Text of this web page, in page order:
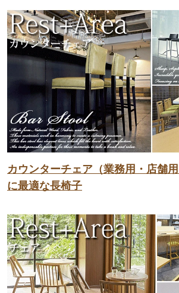
カウンターチェア（業務用・店舗
に最適な長椅子